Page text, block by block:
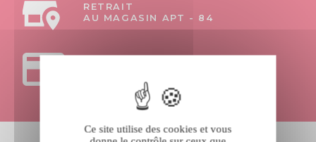
RETRAIT
AU MAGASIN APT - 84
Ce site utilise des cookies et vous